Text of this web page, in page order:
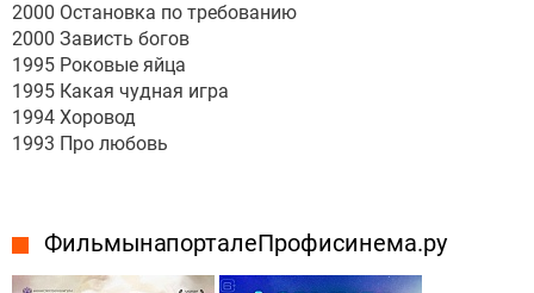
2000 Остановка по требованию
2000 Зависть богов
1995 Роковые яйца
1995 Какая чудная игра
1994 Хоровод
1993 Про любовь
Фильмы на портале Профисинема.ру